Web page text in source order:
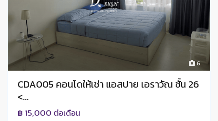
6
CDA005 คอนโดให้เช่า แอสปาย เอราวัณ ชั้น 26
<...
฿ 15,000 ต่อเดือน